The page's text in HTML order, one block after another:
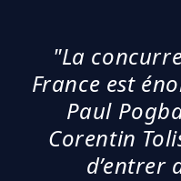
"La
France est
Paul
Corentin
d’entrer